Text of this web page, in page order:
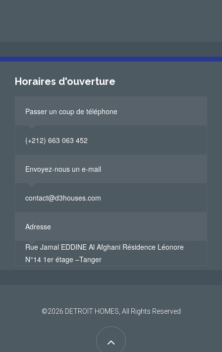
Horaires d'ouverture
Passer un coup de téléphone
(+212) 663 063 452
Envoyez-nous un e-mail
contact@d3houses.com
Adresse
Rue Jamal EDDINE Al Afghani Résidence Léonore
N°14 1er étage –Tanger
©2026 DETROIT HOMES , All Rights Reserved